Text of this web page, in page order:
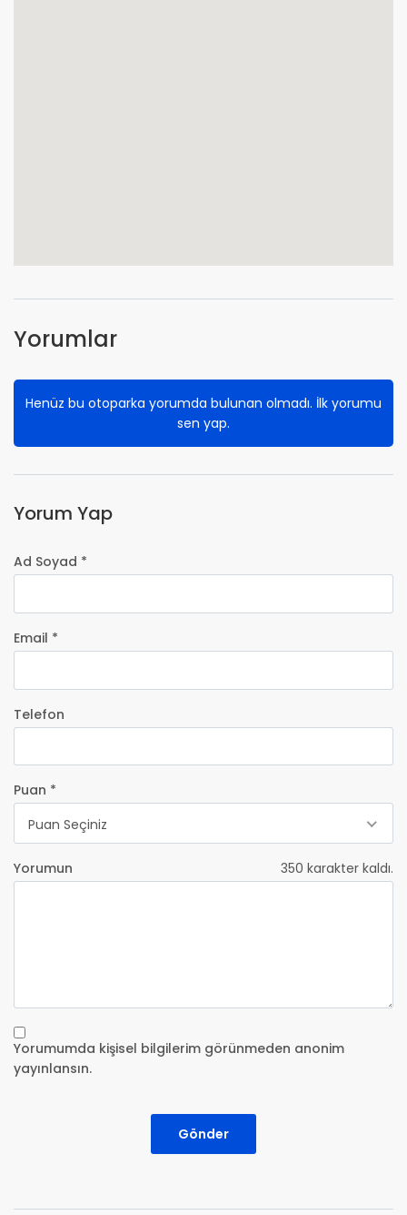
Yorumlar
Henüz bu otoparka yorumda bulunan olmadı. İlk yorumu
sen yap.
Yorum Yap
Ad Soyad *
Email *
Telefon
Puan *
Puan Seçiniz
Yorumun 350 karakter kaldı.
Yorumumda kişisel bilgilerim görünmeden anonim
yayınlansın.
Gönder